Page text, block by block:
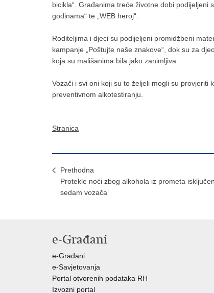
bicikla“. Građanima treće životne dobi podijeljeni
godinama“ te „WEB heroj“.
Roditeljima i djeci su podijeljeni promidžbeni
kampanje „Poštujte naše znakove“, dok su za
koja su mališanima bila jako zanimljiva.
Vozači i svi oni koji su to željeli mogli su
preventivnom alkotestiranju.
Stranica
Prethodna
Protekle noći zbog alkohola iz prometa
sedam vozača
e-Građani
e-Građani
e-Savjetovanja
Portal otvorenih podataka RH
Izvozni portal